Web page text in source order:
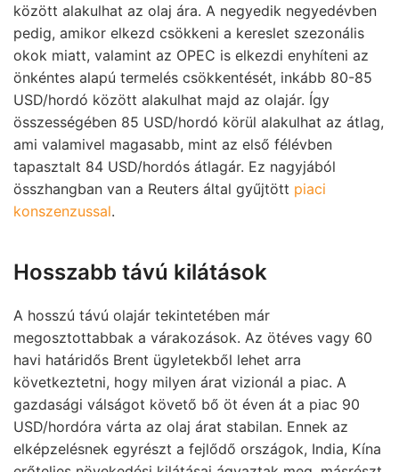
között alakulhat az olaj ára. A negyedik negyedévben
pedig, amikor elkezd csökkeni a kereslet szezonális
okok miatt, valamint az OPEC is elkezdi enyhíteni az
önkéntes alapú termelés csökkentését, inkább 80-85
USD/hordó között alakulhat majd az olajár. Így
összességében 85 USD/hordó körül alakulhat az átlag,
ami valamivel magasabb, mint az első félévben
tapasztalt 84 USD/hordós átlagár. Ez nagyjából
összhangban van a Reuters által gyűjtött piaci
konszenzussal.
Hosszabb távú kilátások
A hosszú távú olajár tekintetében már
megosztottabbak a várakozások. Az ötéves vagy 60
havi határidős Brent ügyletekből lehet arra
következtetni, hogy milyen árat vizionál a piac. A
gazdasági válságot követő bő öt éven át a piac 90
USD/hordóra várta az olaj árat stabilan. Ennek az
elképzelésnek egyrészt a fejlődő országok, India, Kína